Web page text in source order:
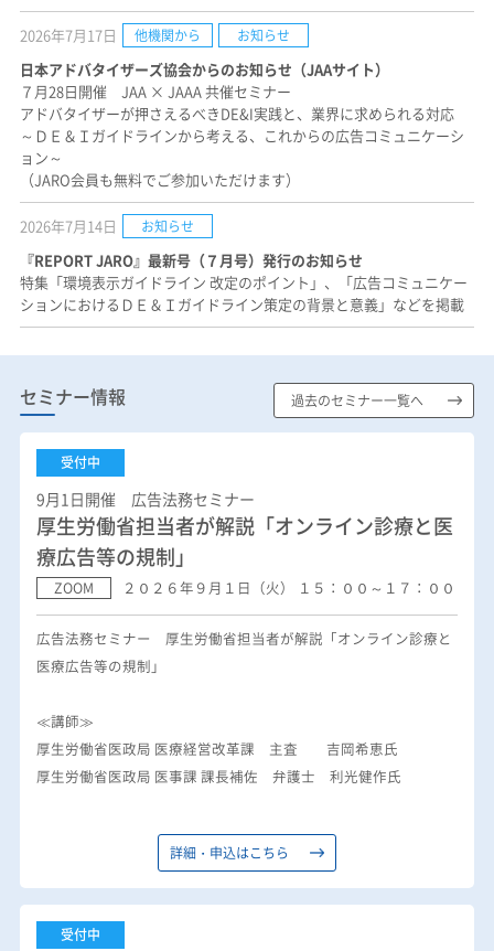
セミナー情報 過去のセミナー一覧へ
受付中
9月1日開催 広告法務セミナー
厚生労働省担当者が解説「オンライン診療と医
療広告等の規制」
ZOOM ２０２６年９月１日（火） １５：００～１７：００
広告法務セミナー 厚生労働省担当者が解説「オンライン診療と
医療広告等の規制」
≪講師≫
厚生労働省医政局 医療経営改革課 主査 吉岡希恵氏
厚生労働省医政局 医事課 課長補佐 弁護士 利光健作氏
詳細・申込はこちら
受付中
2026年7月17日 他機関から お知らせ
日本アドバタイザーズ協会からのお知らせ（JAAサイト）
７月28日開催 JAA × JAAA 共催セミナー
アドバタイザーが押さえるべきDE&I実践と、業界に求められる対応
～ＤＥ＆Ｉガイドラインから考える、これからの広告コミュニケーシ
ョン～
（JARO会員も無料でご参加いただけます）
2026年7月14日 お知らせ
『REPORT JARO』最新号（７月号）発行のお知らせ
特集「環境表示ガイドライン 改定のポイント」、「広告コミュニケー
ションにおけるＤＥ＆Ｉガイドライン策定の背景と意義」などを掲載